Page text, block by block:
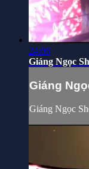
24:06
Giáng Ngọc
Giáng
Giáng Ngọc